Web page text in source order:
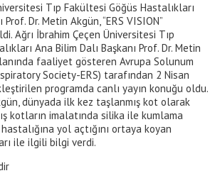
Tıp Fakültesi Göğüs Hastalıkları
Dr. Metin Akgün, “ERS VISION”
Ağrı İbrahim Çeçen Üniversitesi Tıp
Ana Bilim Dalı Başkanı Prof. Dr. Metin
faaliyet gösteren Avrupa Solunum
Society-ERS) tarafından 2 Nisan
programda canlı yayın konuğu oldu.
dünyada ilk kez taşlanmış kot olarak
kotların imalatında silika ile kumlama
yol açtığını ortaya koyan
ile ilgili bilgi verdi.